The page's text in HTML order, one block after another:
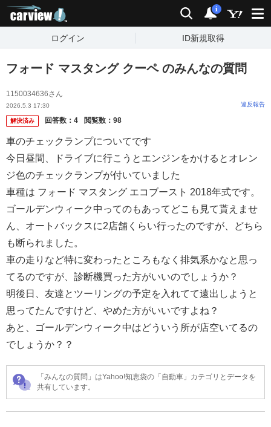
検索 通知
i
ログイン ID新規取得
フォード マスタング クーペ のみんなの質問
1150034636さん
2026.5.3 17:30 違反報告
解決済み 回答数： 4 閲覧数： 98
車のチェックランプについてです
今日昼間、ドライブに行こうとエンジンをかけるとオレン
ジ色のチェックランプが付いていました
車種は フォード マスタング エコブースト 2018年式です。
ゴールデンウィーク中ってのもあってどこも見て貰えませ
ん、オートバックスに2店舗くらい行ったのですが、どちら
も断られました。
車の走りなど特に変わったところもなく排気系かなと思っ
てるのですが、診断機買った方がいいのでしょうか？
明後日、友達とツーリングの予定を入れてて遠出しようと
思ってたんですけど、やめた方がいいですよね？
あと、ゴールデンウィーク中はどういう所が店空いてるの
でしょうか？？
「みんなの質問」はYahoo!知恵袋の「自動車」カテゴリとデータを
共有しています。